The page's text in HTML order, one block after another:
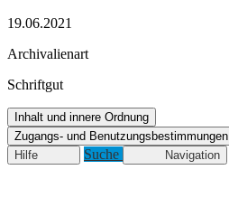
19.06.2021
Archivalienart
Schriftgut
Inhalt und innere Ordnung
Zugangs- und Benutzungsbestimmungen
Hilfe
Suche Navigation